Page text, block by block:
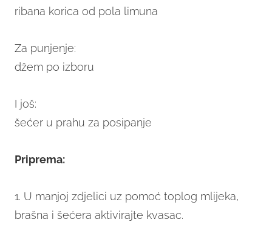
ribana korica od pola limuna
Za punjenje:
džem po izboru
I još:
šećer u prahu za posipanje
Priprema:
1. U manjoj zdjelici uz pomoć toplog mlijeka,
brašna i šećera aktivirajte kvasac.